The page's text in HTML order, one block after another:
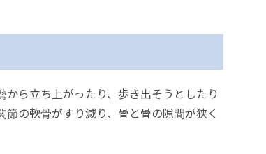
ら立ち上がったり、歩き出そうとしたり
の軟骨がすり減り、骨と骨の隙間が狭く